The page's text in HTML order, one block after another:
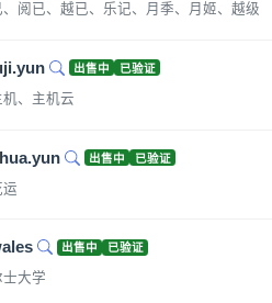
、阅已、越已、乐记、月季、月姬、越级
出售中 已验证
机、主机云
出售中 已验证
运
出售中 已验证
士大学